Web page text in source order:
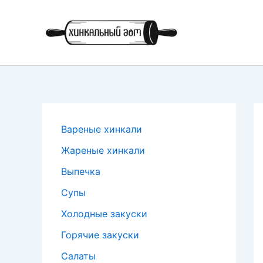
содержимому
Вареные хинкали
Жареные хинкали
Выпечка
Супы
Холодные закуски
Горячие закуски
Салаты